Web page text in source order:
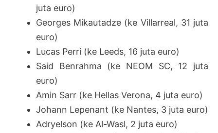
juta euro)
Georges Mikautadze (ke Villarreal, 31 juta
euro)
Lucas Perri (ke Leeds, 16 juta euro)
Said Benrahma (ke NEOM SC, 12 juta
euro)
Amin Sarr (ke Hellas Verona, 4 juta euro)
Johann Lepenant (ke Nantes, 3 juta euro)
Adryelson (ke Al-Wasl, 2 juta euro)